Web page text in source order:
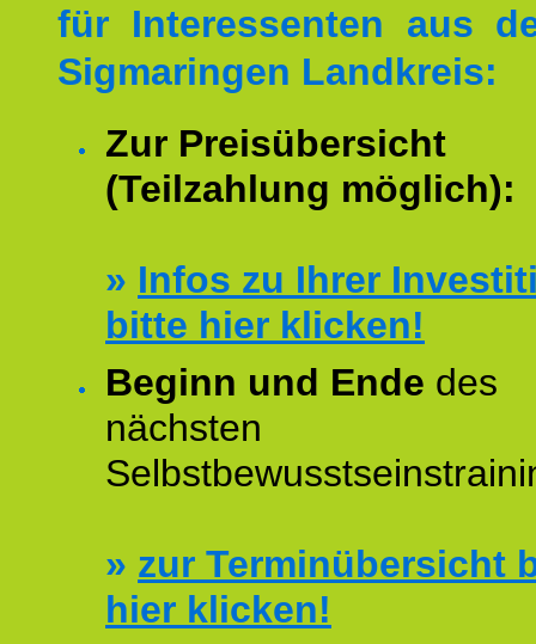
für Interessenten aus
Sigmaringen Landkreis:
Zur Preisübersicht
(Teilzahlung möglich):
» Infos zu Ihrer
bitte hier klicken!
Beginn und Ende des
nächsten
» zur Terminübersicht
hier klicken!